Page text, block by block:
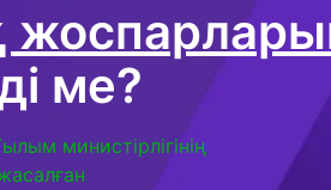
ме?
министірлігінің